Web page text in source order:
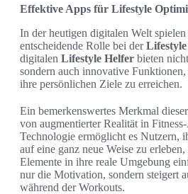
Effektive Apps für Lifestyle
In der heutigen digitalen Welt spielen
entscheidende Rolle bei der
digitalen Lifestyle Helfer bieten
sondern auch innovative
ihre persönlichen Ziele zu erreichen.
Ein bemerkenswertes Merkmal
von augmentierter Realität in
Technologie ermöglicht es Nutzern,
auf eine ganz neue Weise zu
Elemente in ihre reale Umgebung
nur die Motivation, sondern steigert
während der Workouts.